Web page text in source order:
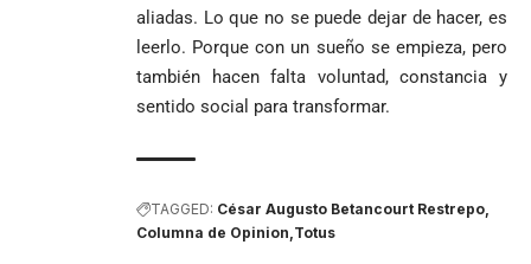
aliadas. Lo que no se puede dejar de hacer, es
leerlo. Porque con un sueño se empieza, pero
también hacen falta voluntad, constancia y
sentido social para transformar.
TAGGED: César Augusto Betancourt Restrepo
Columna de Opinion Totus